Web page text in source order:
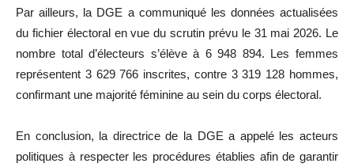
Par ailleurs, la DGE a communiqué les données actualisées
du fichier électoral en vue du scrutin prévu le 31 mai 2026. Le
nombre total d’électeurs s’élève à 6 948 894. Les femmes
représentent 3 629 766 inscrites, contre 3 319 128 hommes,
confirmant une majorité féminine au sein du corps électoral.
En conclusion, la directrice de la DGE a appelé les acteurs
politiques à respecter les procédures établies afin de garantir